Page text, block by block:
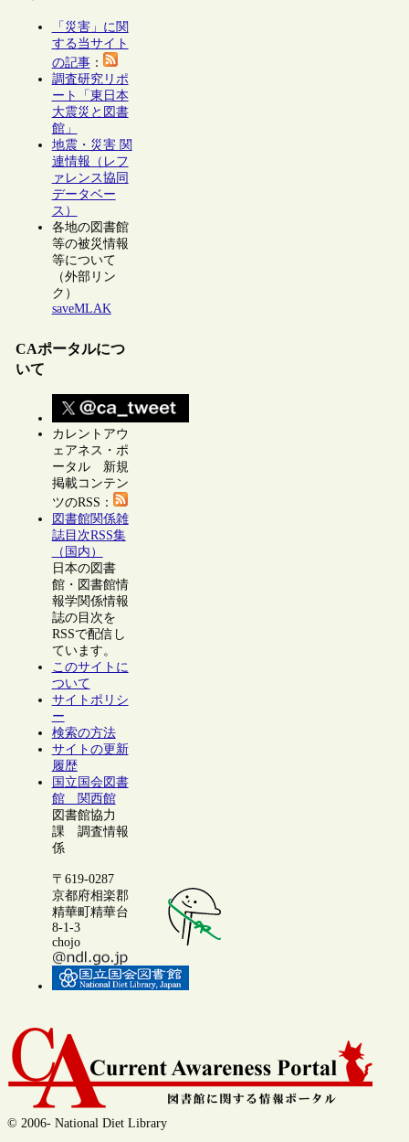
「災害」に関
する当サイト
の記事：
調査研究リポ
ート「東日本
大震災と図書
館」
地震・災害 関
連情報（レフ
ァレンス協同
データベー
ス）
各地の図書館
等の被災情報
等について
（外部リン
ク）
saveMLAK
CAポータルにつ
いて
カレントアウ
ェアネス・ポ
ータル 新規
掲載コンテン
ツのRSS：
図書館関係雑
誌目次RSS集
（国内）
日本の図書
館・図書館情
報学関係情報
誌の目次を
RSSで配信し
ています。
このサイトに
ついて
サイトポリシ
ー
検索の方法
サイトの更新
履歴
国立国会図書
館 関西館
図書館協力
課 調査情報
係
〒619-0287
京都府相楽郡
精華町精華台
8-1-3
chojo
© 2006- National Diet Library